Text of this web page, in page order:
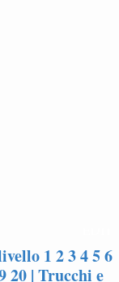
1 2 3 4 5 6
20 | Trucchi e